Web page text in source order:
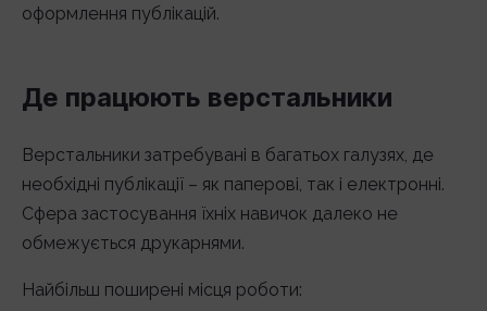
оформлення публікацій.
Де працюють верстальники
Верстальники затребувані в багатьох галузях, де
необхідні публікації – як паперові, так і електронні.
Сфера застосування їхніх навичок далеко не
обмежується друкарнями.
Найбільш поширені місця роботи: